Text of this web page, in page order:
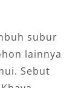
subur
lainnya
Sebut